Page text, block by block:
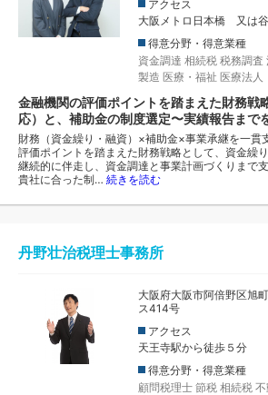
アクセス
大阪メトロ日本橋 又は
得意分野・得意業種
資金調達 相続税 税務調査
製造 医療・福祉 医療法人
金融機関の評価ポイントを踏まえた財務戦
応）と、補助金の制度選定〜実績報告まで
財務（資金繰り・融資）×補助金×事業承継を一貫
評価ポイントを踏まえた財務戦略として、資金繰
継続的に伴走し、資金調達と事業計画づくりまで
貴社に合った制… 続きを読む
丹野壮治税理士事務所
大阪府大阪市阿倍野区旭
ス414号
アクセス
天王寺駅から徒歩５分
得意分野・得意業種
顧問税理士 節税 相続税